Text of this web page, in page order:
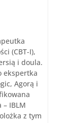
(CBT-I),
i doula.
ekspertka
Agorą i
IBLM
z tym